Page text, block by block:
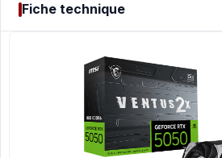
Fiche technique